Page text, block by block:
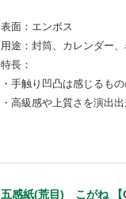
表面：エンボス
用途：封筒、カレンダー
特長：
・手触り凹凸は感じるも
・高級感や上質さを演出
五感紙(荒目) こがね 【